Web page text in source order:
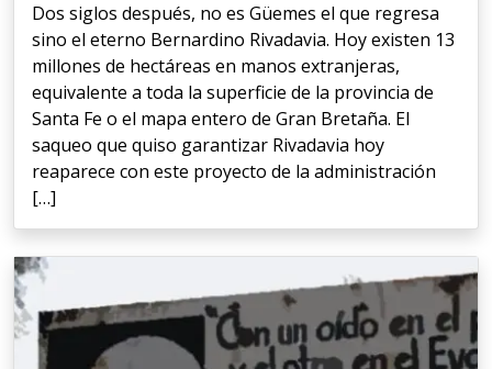
Dos siglos después, no es Güemes el que regresa
sino el eterno Bernardino Rivadavia. Hoy existen 13
millones de hectáreas en manos extranjeras,
equivalente a toda la superficie de la provincia de
Santa Fe o el mapa entero de Gran Bretaña. El
saqueo que quiso garantizar Rivadavia hoy
reaparece con este proyecto de la administración
[…]